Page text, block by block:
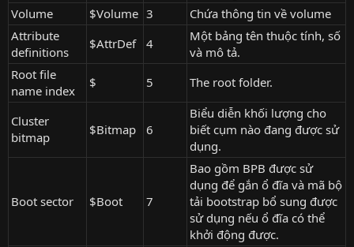
Volume
$Volume 3
Chứa thông tin về volume
Attribute
definitions
$AttrDef 4
Một bảng tên thuộc tính, số
và mô tả.
Root file
name index
$ 5 The root folder.
Cluster
bitmap
$Bitmap 6
Biểu diễn khối lượng cho
biết cụm nào đang được sử
dụng.
Boot sector $Boot 7
Bao gồm BPB được sử
dụng để gắn ổ đĩa và mã bộ
tải bootstrap bổ sung được
sử dụng nếu ổ đĩa có thể
khởi động được.